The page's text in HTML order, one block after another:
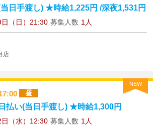
日手渡し) ★時給1,225円 /深夜1,531円
（日）21:30 募集人数 1人
店
NEW
昼
払い(当日手渡し) ★時給1,300円
（水）12:30 募集人数 1人